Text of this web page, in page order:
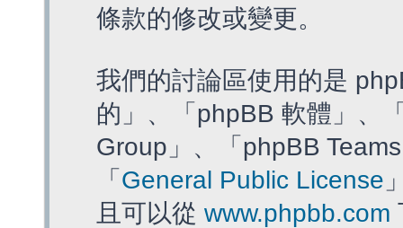
條款的修改或變更。
我們的討論區使用的是
的」、「phpBB 軟體」、
Group」、「phpBB
「 General Public License
且可以從 www.phpbb.com